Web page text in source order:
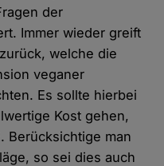
der
Immer wieder greift
welche die
veganer
Es sollte hierbei
Kost gehen,
Berücksichtige man
so sei dies auch